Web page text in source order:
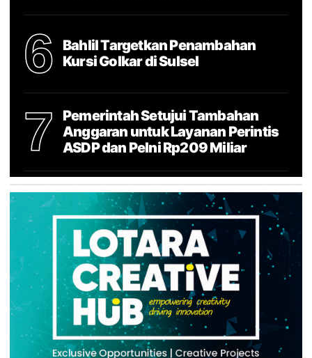
6
Bahlil Targetkan Penambahan
Kursi Golkar di Sulsel
7
Pemerintah Setujui Tambahan
Anggaran untuk Layanan Perintis
ASDP dan Pelni Rp209 Miliar